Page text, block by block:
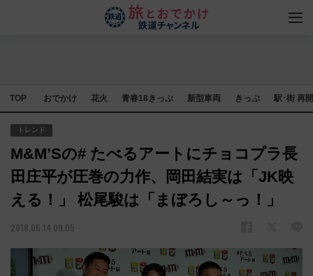
TOP おでかけ 花火 青春18きっぷ 新型車両 きっぷ 駅･街 再
トレンド
M&M’Sの# たべるアートにチョコプラ長
田庄平が圧巻の力作、岡田結実は「JK映
える！」 松尾駿は「まぼろし～っ！」
2018.05.14 09:05